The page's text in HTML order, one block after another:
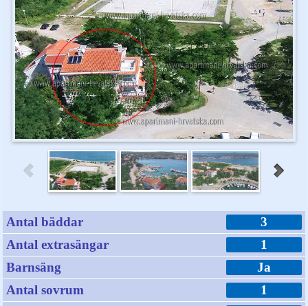
Antal bäddar
3
Antal extrasängar
1
Barnsäng
Ja
Antal sovrum
1